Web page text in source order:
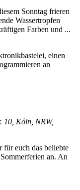
Sonntag frieren
Wassertropfen
Farben und ...
10, Köln, NRW,
euch das beliebte
an. An